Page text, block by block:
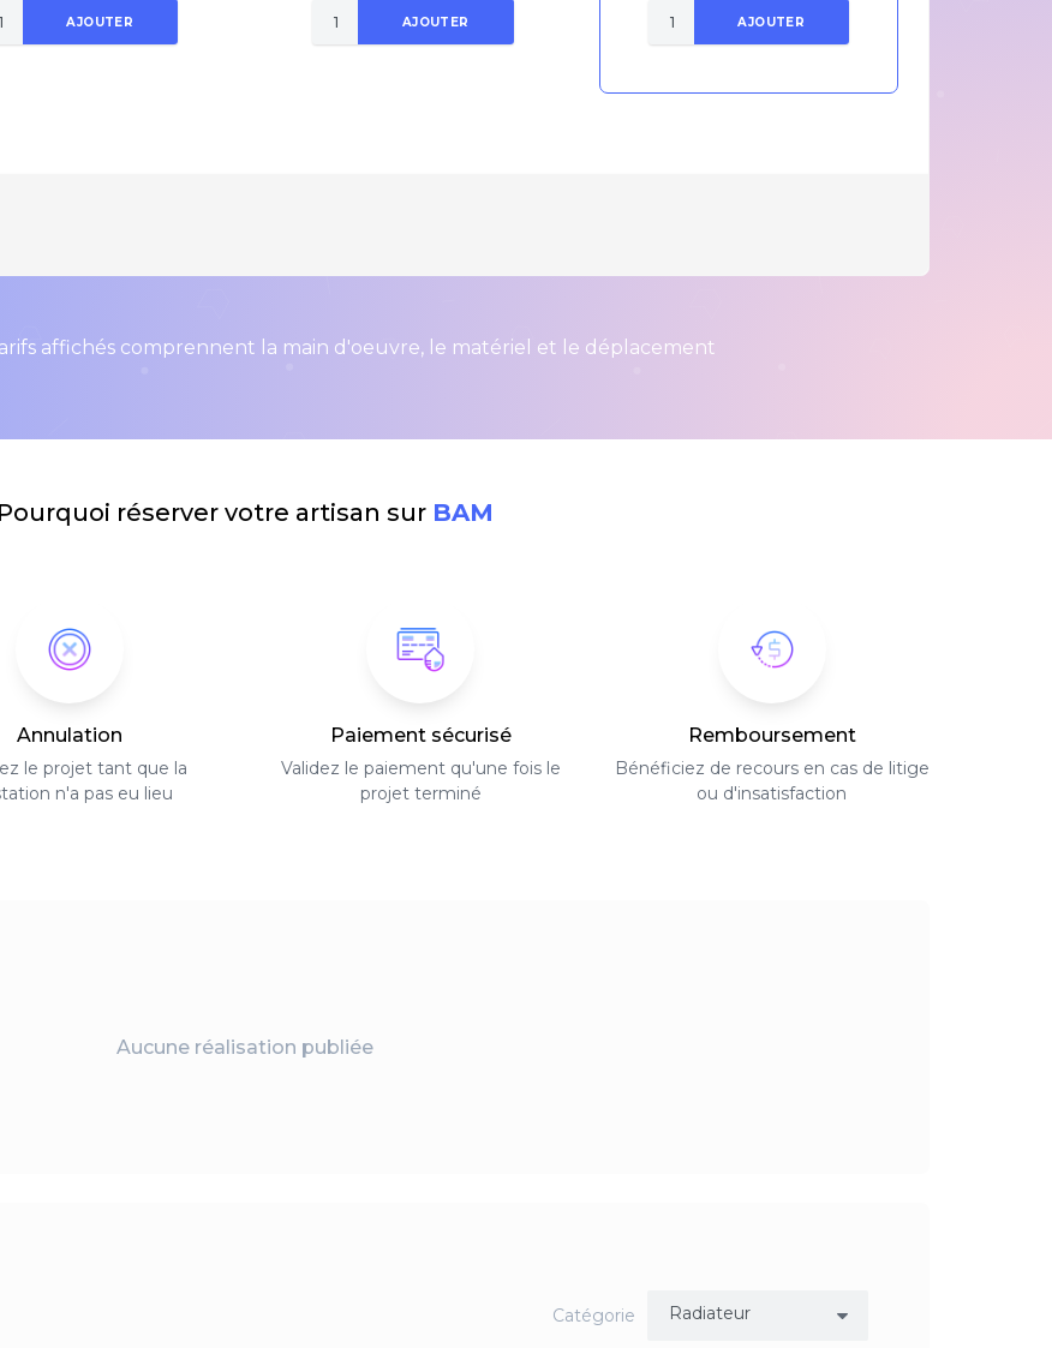
AJOUTER AJOUTER AJOUTER
affichés comprennent la main d'oeuvre, le matériel et le déplacement
Pourquoi réserver votre artisan sur BAM
Annulation
le projet tant que la
n'a pas eu lieu
Paiement sécurisé
Validez le paiement qu'une fois le
projet terminé
Remboursement
Bénéficiez de recours en cas de litige
ou d'insatisfaction
Aucune réalisation publiée
Catégorie